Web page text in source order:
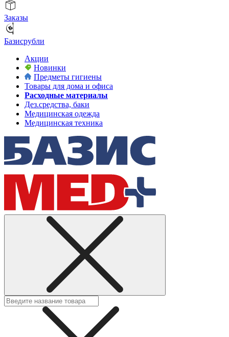
Заказы
Базисрубли
Акции
Новинки
Предметы гигиены
Товары для дома и офиса
Расходные материалы
Дез.средства, баки
Медицинская одежда
Медицинская техника